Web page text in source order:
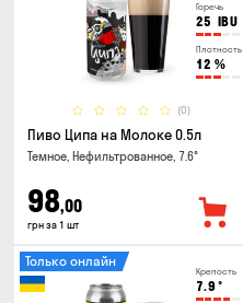
Горечь
25 IBU
Плотность
12 %
(0)
Пиво Ципа на Молоке 0.5л
Темное, Нефильтрованное, 7.6°
98,00
грн за 1 шт
Крепость
7.9 °
Только онлайн